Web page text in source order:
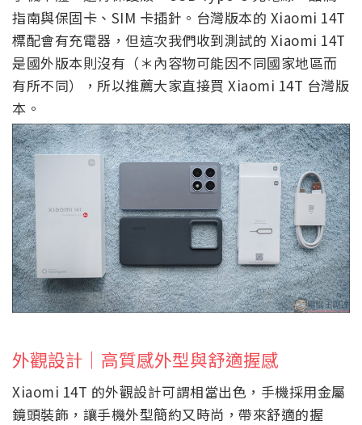
指南與保固卡、SIM 卡插針。台灣版本的 Xiaomi 14T
標配會有充電器，但這次我們收到測試的 Xiaomi 14T
是國外版本則沒有（＊內容物可能因不同國家地區而
有所不同），所以推薦大家直接買 Xiaomi 14T 台灣版
本。
外觀設計｜高質感外型與舒適握感
Xiaomi 14T 的外觀設計可謂相當出色，手機採用金屬
鏡頭裝飾，讓手機外型簡約又時尚，帶來舒適的握